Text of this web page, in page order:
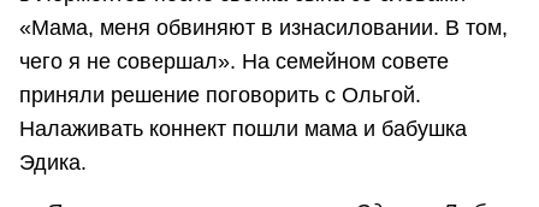
«Мама, меня обвиняют в изнасиловании. В том,
чего я не совершал». На семейном совете
приняли решение поговорить с Ольгой.
Налаживать коннект пошли мама и бабушка
Эдика.